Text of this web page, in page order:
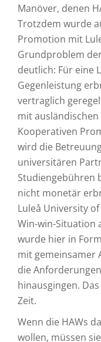
Manöver, denen
Trotzdem wurde
Promotion mit
Grundproblem
deutlich: Für eine
Gegenleistung
vertraglich
mit
Kooperativen
wird die
universitären
Studiengebühren
nicht monetär
Luleå University
Win-win-Situation
wurde hier in
mit gemeinsamer
die
hinausgingen.
Zeit.
Wenn die HAWs
wollen, müssen